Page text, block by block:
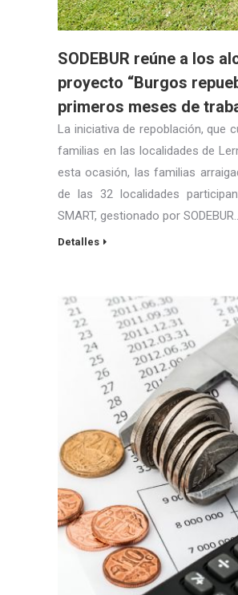
SODEBUR reúne a los
proyecto “Burgos
primeros meses de
La iniciativa de repoblación, que
familias en las localidades de
esta ocasión, las familias
de las 32 localidades
SMART, gestionado por SODEBUR…
Detalles